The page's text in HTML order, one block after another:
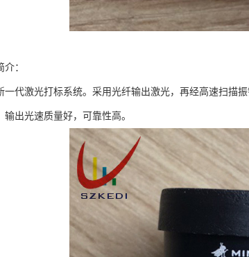
：
一代激光打标系统。采用光纤输出激光，再经高速扫描
出光速质量好，可靠性高。